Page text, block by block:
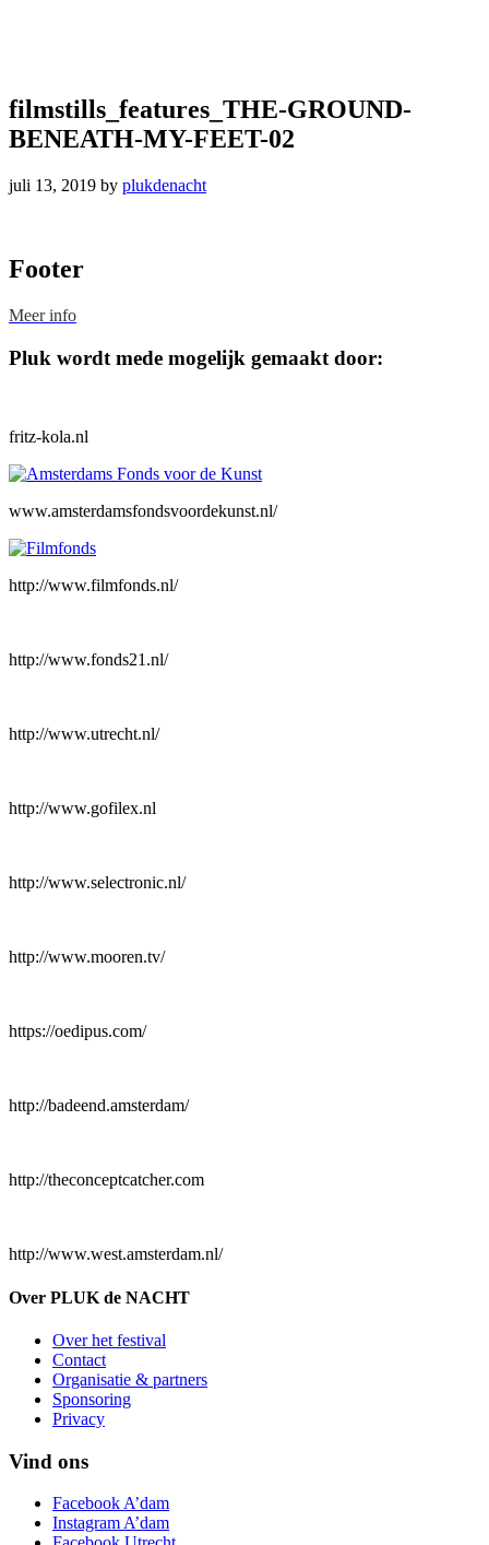
filmstills_features_THE-GROUND-
BENEATH-MY-FEET-02
juli 13, 2019 by plukdenacht
Footer
Meer info
Pluk wordt mede mogelijk gemaakt door:
fritz-kola.nl
www.amsterdamsfondsvoordekunst.nl/
http://www.filmfonds.nl/
http://www.fonds21.nl/
http://www.utrecht.nl/
http://www.gofilex.nl
http://www.selectronic.nl/
http://www.mooren.tv/
https://oedipus.com/
http://badeend.amsterdam/
http://theconceptcatcher.com
http://www.west.amsterdam.nl/
Over PLUK de NACHT
Over het festival
Contact
Organisatie & partners
Sponsoring
Privacy
Vind ons
Facebook A’dam
Instagram A’dam